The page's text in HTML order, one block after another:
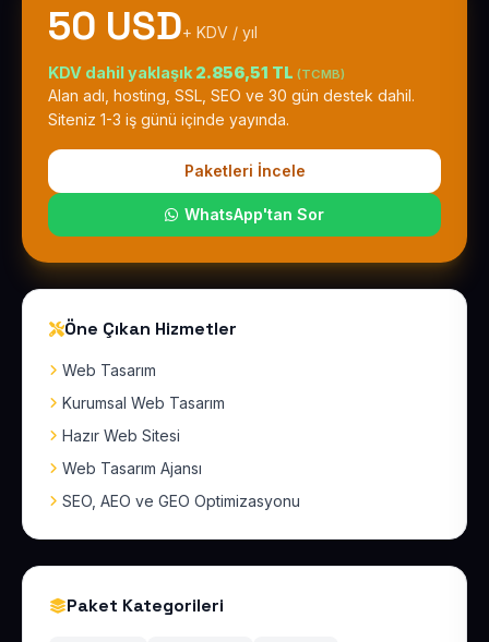
50 USD+ KDV / yıl
KDV dahil yaklaşık 2.856,51 TL (TCMB)
Alan adı, hosting, SSL, SEO ve 30 gün destek dahil.
Siteniz 1-3 iş günü içinde yayında.
Paketleri İncele
WhatsApp'tan Sor
Öne Çıkan Hizmetler
Web Tasarım
Kurumsal Web Tasarım
Hazır Web Sitesi
Web Tasarım Ajansı
SEO, AEO ve GEO Optimizasyonu
Paket Kategorileri